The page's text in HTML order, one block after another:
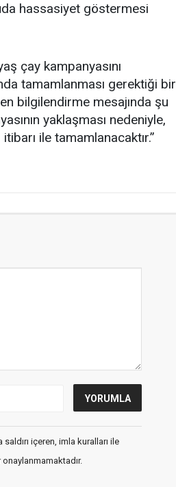
hassasiyet göstermesi
çay kampanyasını
tamamlanması gerektiği bir
bilgilendirme mesajında şu
yaklaşması nedeniyle,
ile tamamlanacaktır.”
içeren, imla kuralları ile